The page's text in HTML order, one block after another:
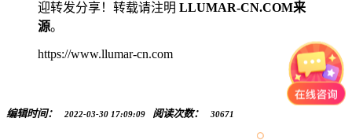
迎转发分享！转载请注明 LLUMAR-CN.COM来
源。
https://www.llumar-cn.com
编辑时间： 2022-03-30 17:09:09 阅读次数： 30671